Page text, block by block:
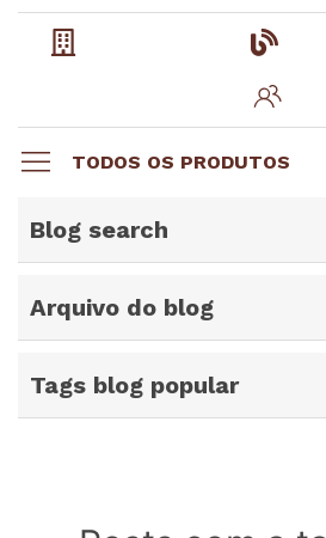
TODOS OS PRODUTOS
Blog search
Arquivo do blog
Tags blog popular